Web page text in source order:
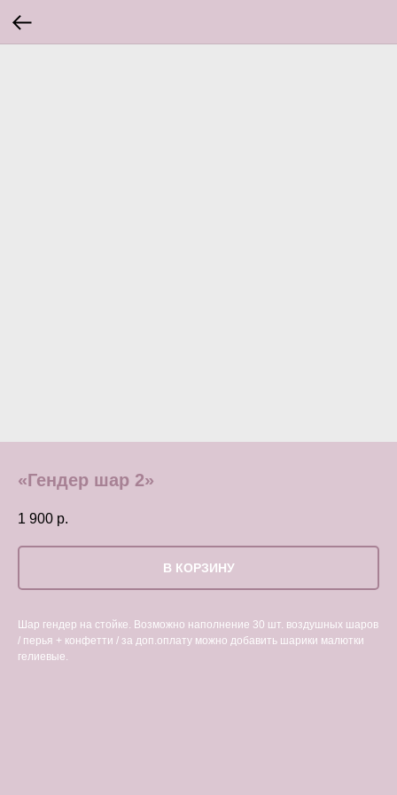
«Гендер шар 2»
1 900 р.
В КОРЗИНУ
Шар гендер на стойке. Возможно наполнение 30 шт. воздушных шаров
/ перья + конфетти / за доп.оплату можно добавить шарики малютки
гелиевые.